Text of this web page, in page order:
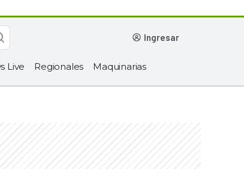
ingresar
Live Regionales Maquinarias